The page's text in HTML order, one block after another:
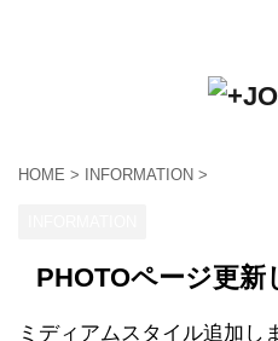
HOME > INFORMATION >
PHOTOページ更新
ミディアムスタイル追加し